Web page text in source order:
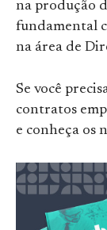
na produção
fundamental
na área de
Se você
contratos
e conheça os